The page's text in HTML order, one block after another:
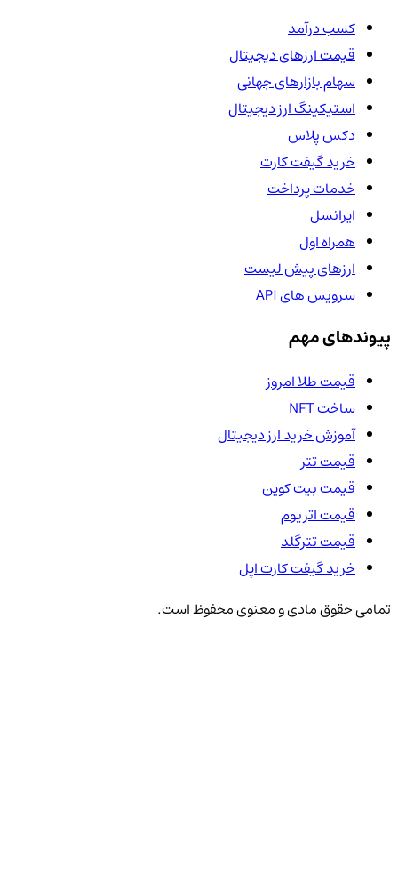
کسب درآمد
قیمت ارزهای دیجیتال
سهام بازارهای جهانی
استیکینگ ارز دیجیتال
دکس پلاس
خرید گیفت کارت
خدمات پرداخت
ایرانسل
همراه اول
ارزهای پیش لیست
سرویس های API
پیوندهای مهم
قیمت طلا امروز
ساخت NFT
آموزش خرید ارز دیجیتال
قیمت تتر
قیمت بیت کوین
قیمت اتریوم
قیمت تترگلد
خرید گیفت کارت اپل
تمامی حقوق مادی و معنوی محفوظ است.